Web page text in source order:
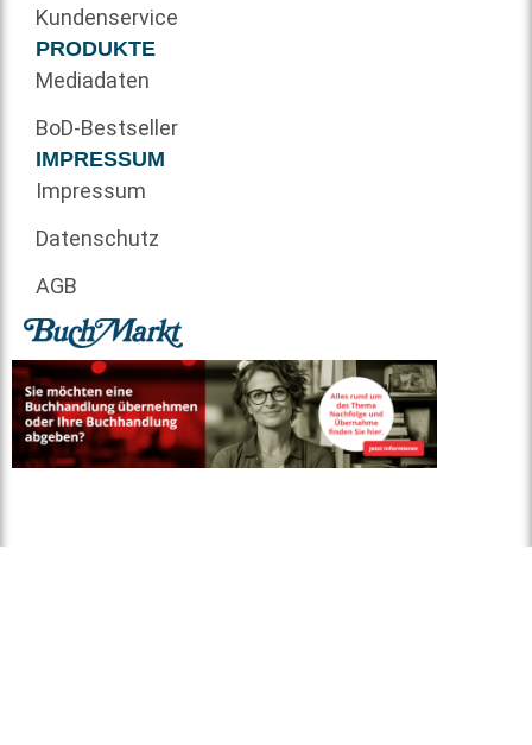
Kundenservice
PRODUKTE
Mediadaten
BoD-Bestseller
IMPRESSUM
Impressum
Datenschutz
AGB